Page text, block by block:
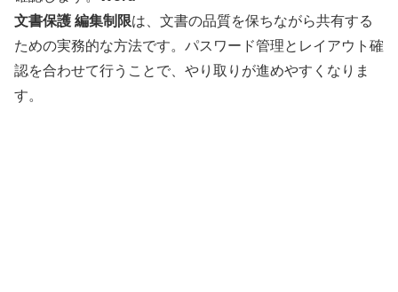
文書保護 編集制限は、文書の品質を保ちながら共有する
ための実務的な方法です。パスワード管理とレイアウト確
認を合わせて行うことで、やり取りが進めやすくなりま
す。